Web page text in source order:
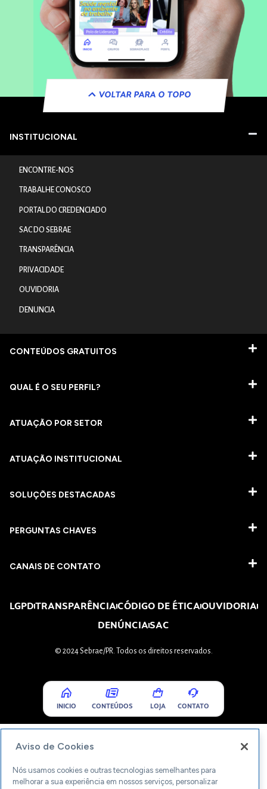
VOLTAR PARA O TOPO
INSTITUCIONAL
ENCONTRE-NOS
TRABALHE CONOSCO
PORTAL DO CREDENCIADO
SAC DO SEBRAE
TRANSPARÊNCIA
PRIVACIDADE
OUVIDORIA
DENUNCIA
CONTEÚDOS GRATUITOS
QUAL É O SEU PERFIL?
ATUAÇÃO POR SETOR
ATUAÇÃO INSTITUCIONAL
SOLUÇÕES DESTACADAS
PERGUNTAS CHAVES​
CANAIS DE CONTATO
LGPDTRANSPARÊNCIACÓDIGO DE ÉTICAOUVIDORIA
DENÚNCIASAC
© 2024 Sebrae/PR. Todos os direitos reservados.
INICIO CONTEÚDOS LOJA CONTATO
Aviso de Cookies
Nós usamos cookies e outras tecnologias semelhantes para
melhorar a sua experiência em nossos serviços, personalizar